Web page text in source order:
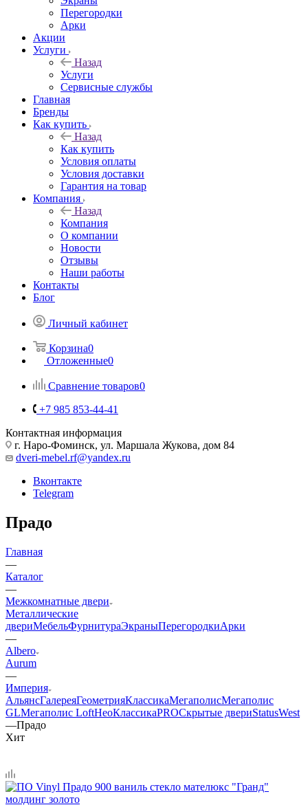
Перегородки
Арки
Акции
Услуги
Назад
Услуги
Сервисные службы
Главная
Бренды
Как купить
Назад
Как купить
Условия оплаты
Условия доставки
Гарантия на товар
Компания
Назад
Компания
О компании
Новости
Отзывы
Наши работы
Контакты
Блог
Личный кабинет
Корзина0
Отложенные0
Сравнение товаров0
+7 985 853-44-41
Контактная информация
г. Наро-Фоминск, ул. Маршала Жукова, дом 84
dveri-mebel.rf@yandex.ru
Вконтакте
Telegram
Прадо
Главная
—
Каталог
—
Межкомнатные двери
Металлические
двериМебельФурнитураЭкраныПерегородкиАрки
—
Albero
Aurum
—
Империя
АльянсГалереяГеометрияКлассикаМегаполисМегаполис
GLМегаполис LoftНеоКлассикаPROСкрытые двериStatusWest
—Прадо
Хит